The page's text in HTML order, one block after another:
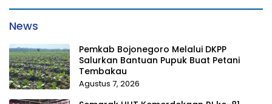
News
Pemkab Bojonegoro Melalui DKPP
Salurkan Bantuan Pupuk Buat Petani
Tembakau
Agustus 7, 2026